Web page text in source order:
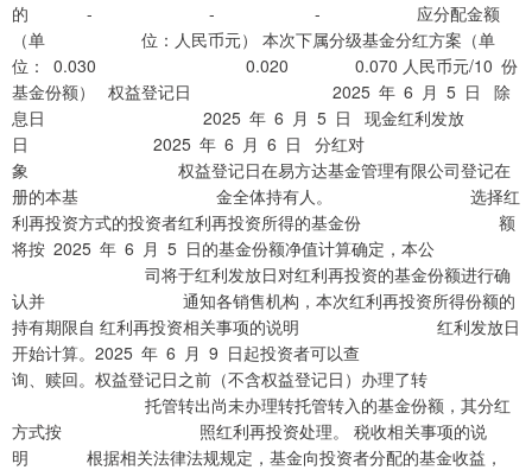
的 - - - 应分配金额
（单 位：人民币元） 本次下属分级基金分红方案（单
位： 0.030 0.020 0.070 人民币元/10 份
基金份额） 权益登记日 2025 年 6 月 5 日 除
息日 2025 年 6 月 5 日 现金红利发放
日 2025 年 6 月 6 日 分红对
象 权益登记日在易方达基金管理有限公司登记在
册的本基 金全体持有人。 选择红
利再投资方式的投资者红利再投资所得的基金份 额
将按 2025 年 6 月 5 日的基金份额净值计算确定，本公
司将于红利发放日对红利再投资的基金份额进行确
认并 通知各销售机构，本次红利再投资所得份额的
持有期限自 红利再投资相关事项的说明 红利发放日
开始计算。2025 年 6 月 9 日起投资者可以查
询、赎回。权益登记日之前（不含权益登记日）办理了转
托管转出尚未办理转托管转入的基金份额，其分红
方式按 照红利再投资处理。 税收相关事项的说
明 根据相关法律法规规定，基金向投资者分配的基金收益，